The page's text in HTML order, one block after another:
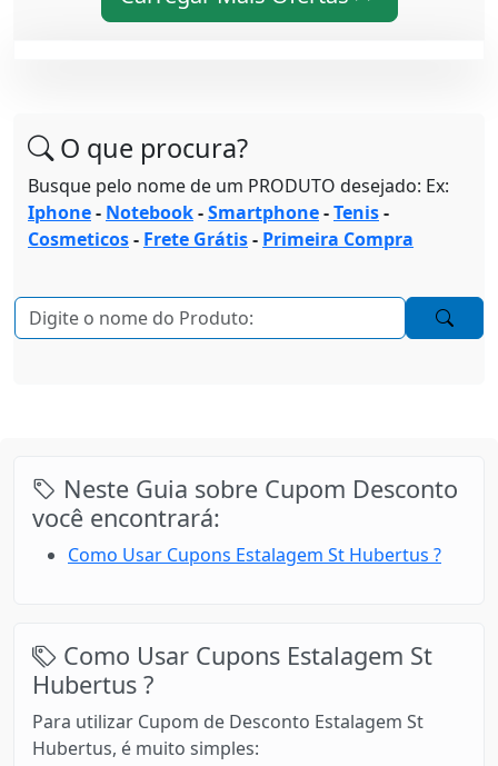
O que procura?
Busque pelo nome de um PRODUTO desejado: Ex:
Iphone- Notebook-Smartphone-Tenis-
Cosmeticos- Frete Grátis- Primeira Compra
Neste Guia sobre Cupom Desconto
você encontrará:
Como Usar Cupons Estalagem St Hubertus ?
Como Usar Cupons Estalagem St
Hubertus ?
Para utilizar Cupom de Desconto Estalagem St
Hubertus, é muito simples: